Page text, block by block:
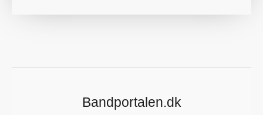
Bandportalen.dk